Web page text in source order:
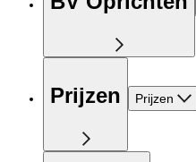
Prijzen Prijzen